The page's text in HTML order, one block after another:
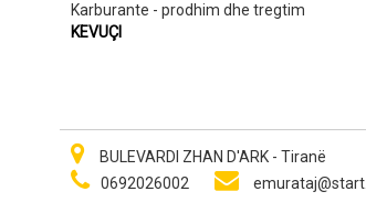
Karburante - prodhim dhe tregtim
KEVUÇI
BULEVARDI ZHAN D'ARK - Tiranë
0692026002